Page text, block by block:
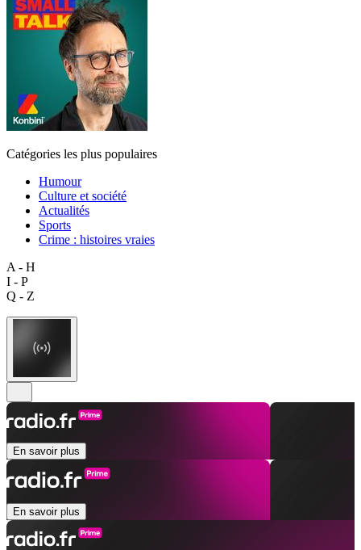
Catégories les plus populaires
Humour
Culture et société
Actualités
Sports
Crime : histoires vraies
A - H
I - P
Q - Z
En savoir plus
En savoir plus